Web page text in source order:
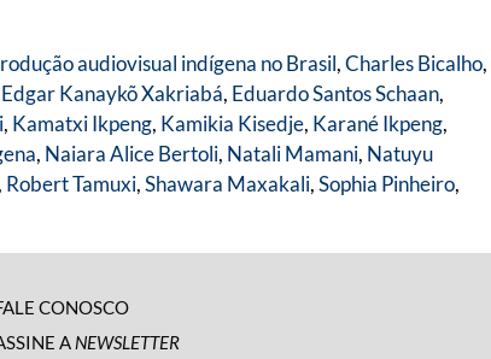
audiovisual indígena no Brasil,Charles Bicalho,
Edgar Kanaykõ Xakriabá, Eduardo Santos Schaan,
, Kamatxi Ikpeng, Kamikia Kisedje, Karané Ikpeng,
, Naiara Alice Bertoli, Natali Mamani, Natuyu
, Robert Tamuxi,Shawara Maxakali,Sophia Pinheiro,
CONOSCO
A NEWSLETTER